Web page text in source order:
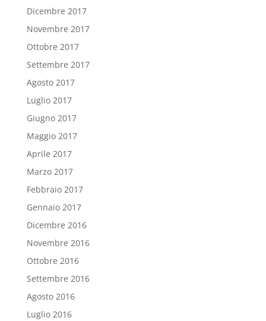
Dicembre 2017
Novembre 2017
Ottobre 2017
Settembre 2017
Agosto 2017
Luglio 2017
Giugno 2017
Maggio 2017
Aprile 2017
Marzo 2017
Febbraio 2017
Gennaio 2017
Dicembre 2016
Novembre 2016
Ottobre 2016
Settembre 2016
Agosto 2016
Luglio 2016